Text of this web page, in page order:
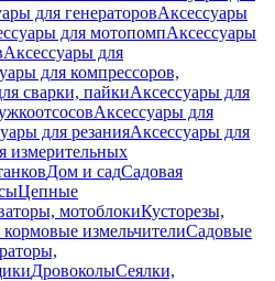
для генераторовАксессуары
для мотопомпАксессуары
Аксессуары для
для компрессоров,
сварки, пайкиАксессуары для
Аксессуары для
для резанияАксессуары для
измерительных
Дом и садСадовая
Цепные
мотоблокиКусторезы,
измельчителиСадовые
ДровоколыСеялки,